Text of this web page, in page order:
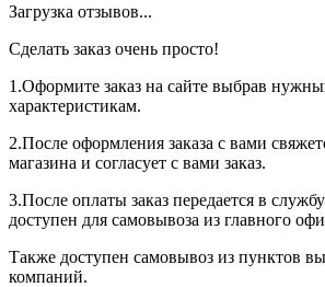
Загрузка отзывов...
Сделать заказ очень просто!
1.Оформите заказ на сайте выбрав
характеристикам.
2.После оформления заказа с вами
магазина и согласует с вами заказ.
3.После оплаты заказ передается в
доступен для самовывоза из главного
Также доступен самовывоз из пунктов
компаний.